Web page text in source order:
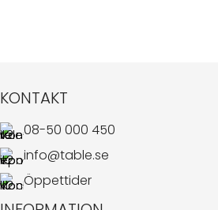
KONTAKT
08-50 000 450
info@table.se
Öppettider